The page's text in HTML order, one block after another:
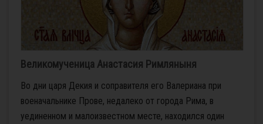
Великомученица Анастасия Римляныня
Во дни царя Декия и соправителя его Валериана при
военачальнике Прове, недалеко от города Рима, в
уединенном и малоизвестном месте, находился один